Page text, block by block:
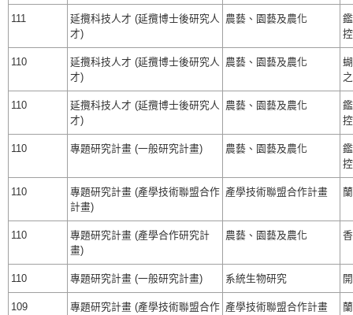
111
延攬科技人才 (延攬博士後研究人
才)
農藝、園藝及農化
110
延攬科技人才 (延攬博士後研究人
才)
農藝、園藝及農化
110
延攬科技人才 (延攬博士後研究人
才)
農藝、園藝及農化
110 專題研究計畫 (一般研究計畫) 農藝、園藝及農化
110
專題研究計畫 (產學技術聯盟合作
計畫)
產學技術聯盟合作計畫
110
專題研究計畫 (產學合作研究計
畫)
農藝、園藝及農化
110 專題研究計畫 (一般研究計畫) 系統生物研究
109
專題研究計畫 (產學技術聯盟合作 產學技術聯盟合作計畫